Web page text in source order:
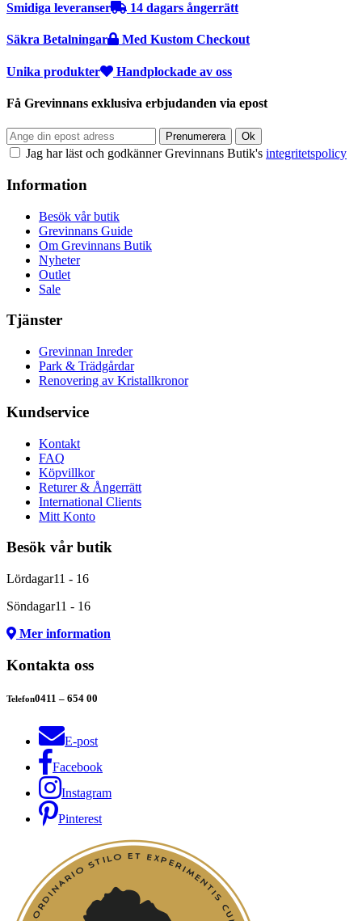
Smidiga leveranser 14 dagars ångerrätt
Säkra Betalningar Med Kustom Checkout
Unika produkter Handplockade av oss
Få Grevinnans exklusiva erbjudanden via epost
Jag har läst och godkänner Grevinnans Butik's integritetspolicy
Information
Besök vår butik
Grevinnans Guide
Om Grevinnans Butik
Nyheter
Outlet
Sale
Tjänster
Grevinnan Inreder
Park & Trädgårdar
Renovering av Kristallkronor
Kundservice
Kontakt
FAQ
Köpvillkor
Returer & Ångerrätt
International Clients
Mitt Konto
Besök vår butik
Lördagar11 - 16
Söndagar11 - 16
Mer information
Kontakta oss
Telefon0411 – 654 00
E-post
Facebook
Instagram
Pinterest